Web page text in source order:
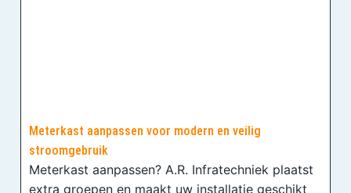
Meterkast aanpassen voor modern en veilig
stroomgebruik
Meterkast aanpassen? A.R. Infratechniek plaatst
extra groepen en maakt uw installatie geschikt